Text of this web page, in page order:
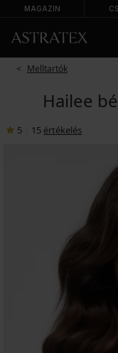
MAGAZIN
Melltartók
Hailee
5 15 értékelés